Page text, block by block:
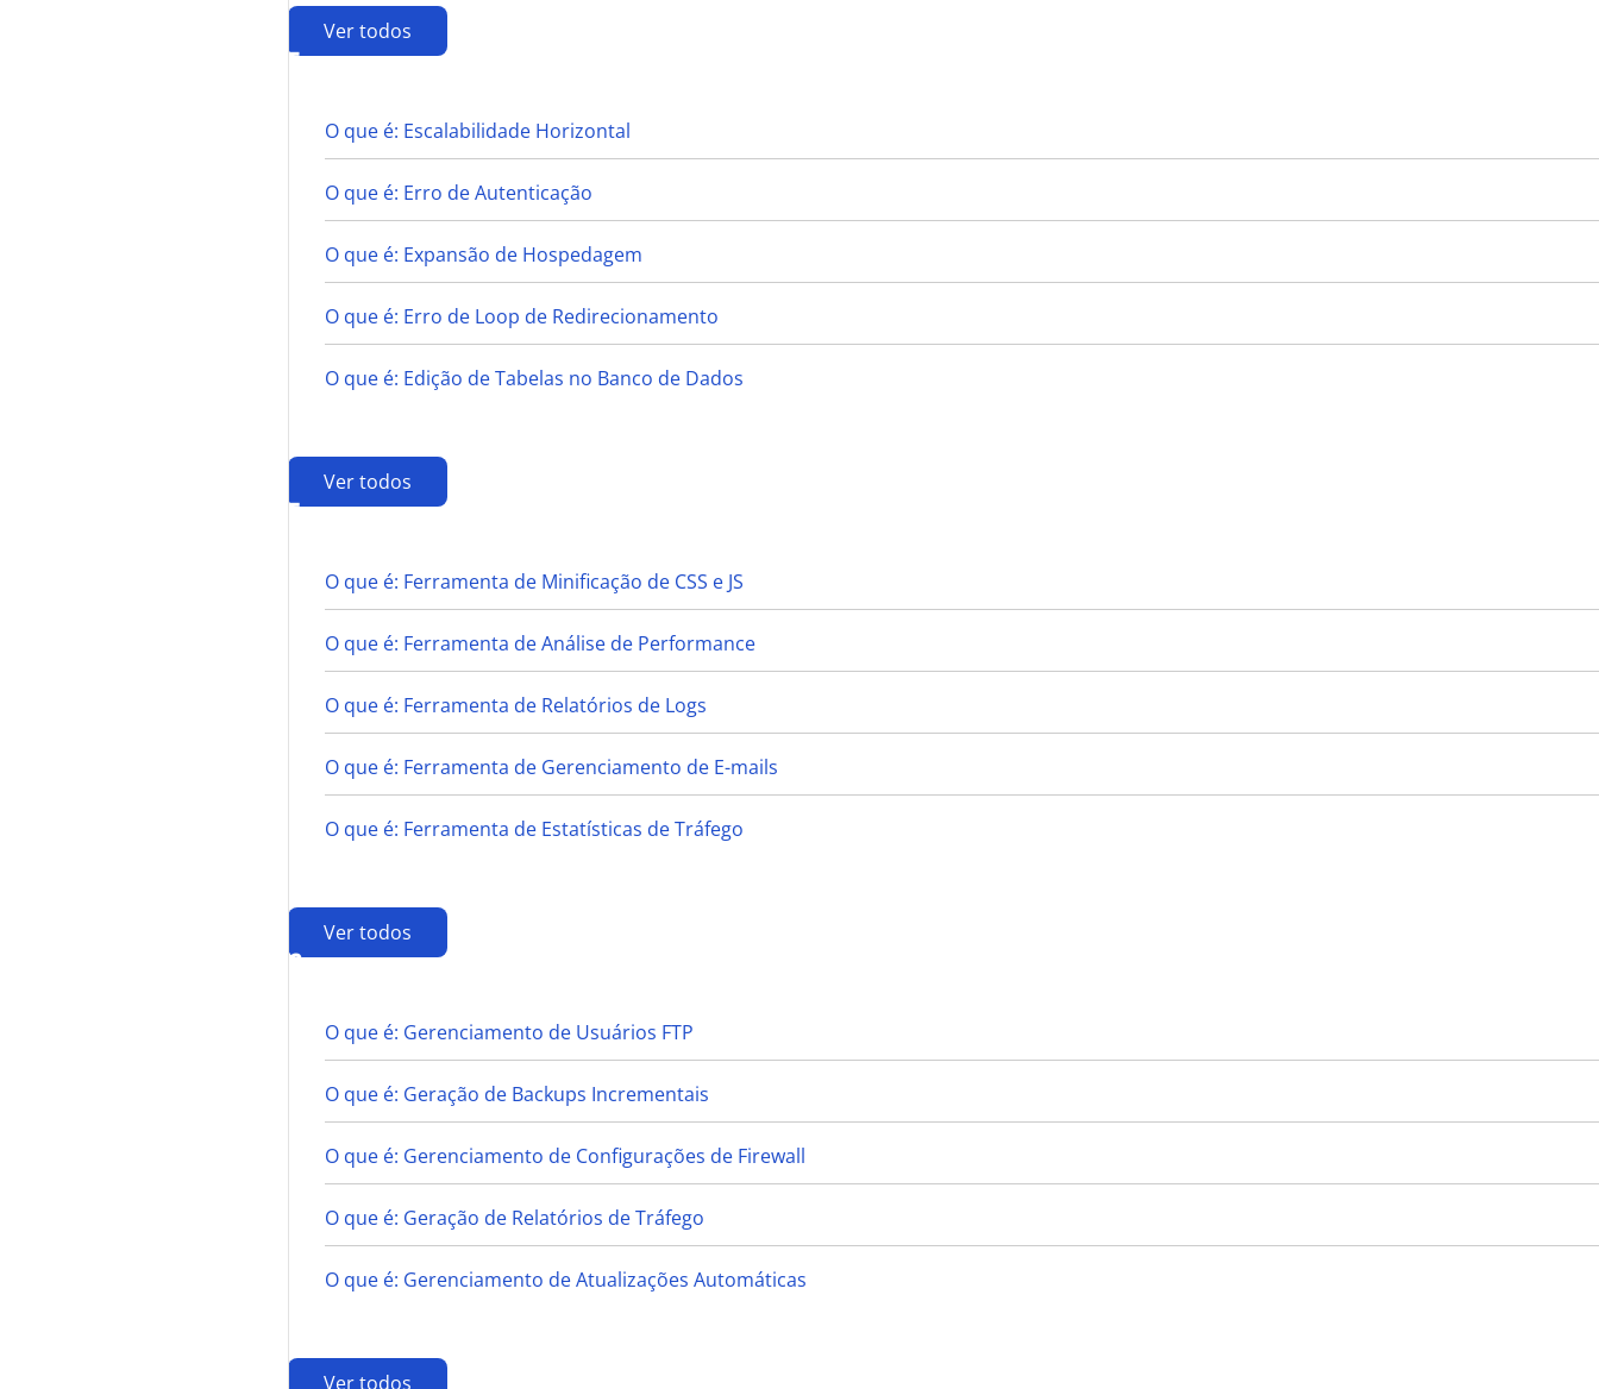
Ver todos
E
O que é: Escalabilidade Horizontal
O que é: Erro de Autenticação
O que é: Expansão de Hospedagem
O que é: Erro de Loop de Redirecionamento
O que é: Edição de Tabelas no Banco de Dados
Ver todos
F
O que é: Ferramenta de Minificação de CSS e JS
O que é: Ferramenta de Análise de Performance
O que é: Ferramenta de Relatórios de Logs
O que é: Ferramenta de Gerenciamento de E-mails
O que é: Ferramenta de Estatísticas de Tráfego
Ver todos
G
O que é: Gerenciamento de Usuários FTP
O que é: Geração de Backups Incrementais
O que é: Gerenciamento de Configurações de Firewall
O que é: Geração de Relatórios de Tráfego
O que é: Gerenciamento de Atualizações Automáticas
Ver todos